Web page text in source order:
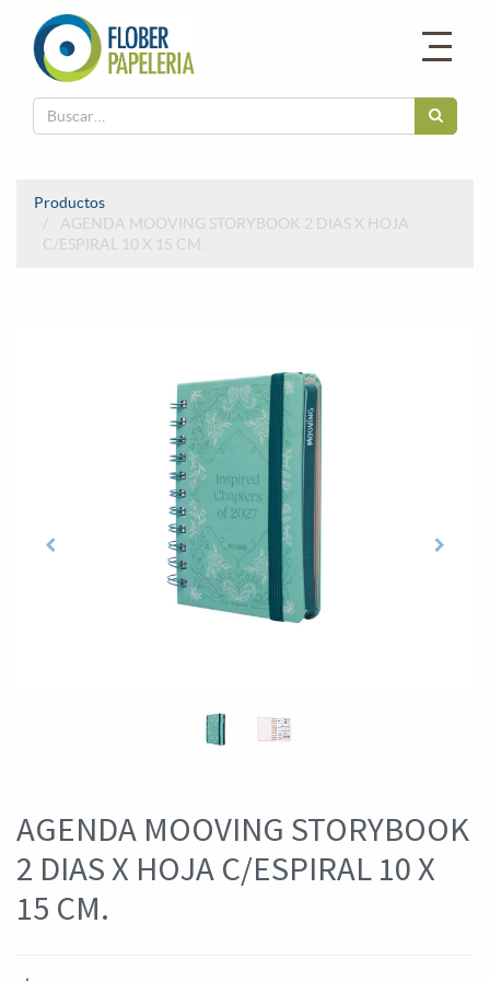
Productos
AGENDA MOOVING STORYBOOK 2 DIAS X HOJA
C/ESPIRAL 10 X 15 CM.
AGENDA MOOVING STORYBOOK
2 DIAS X HOJA C/ESPIRAL 10 X
15 CM.